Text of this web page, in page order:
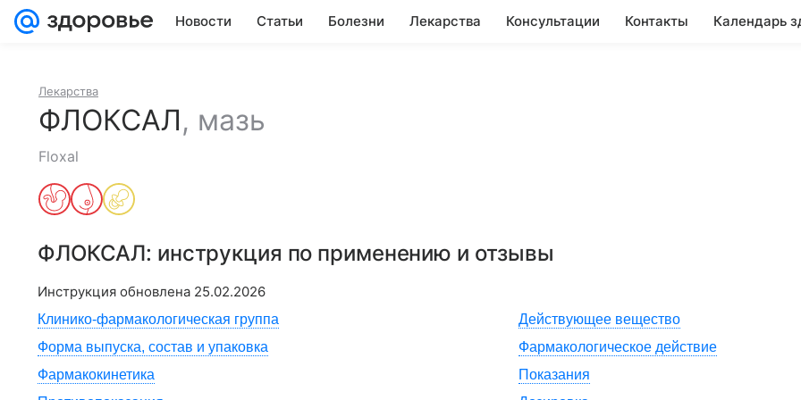
Новости Статьи Болезни Лекарства Консультации Контакты Календарь
Лекарства
ФЛОКСАЛ, мазь
Floxal
ФЛОКСАЛ: инструкция по применению и отзывы
Инструкция обновлена 25.02.2026
Клинико-фармакологическая группа
Действующее вещество
Форма выпуска, состав и упаковка
Фармакологическое действие
Фармакокинетика
Показания